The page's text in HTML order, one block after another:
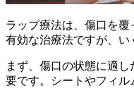
ラップ療法は、傷口を
有効な治療法ですが、い
まず、 傷口の状態に適し
要です。シートやフィ